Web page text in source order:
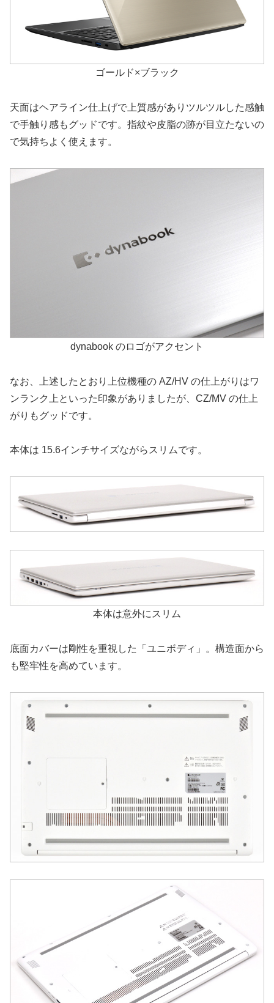
ゴールド×ブラック
天面はヘアライン仕上げで上質感がありツルツルした感触
で手触り感もグッドです。指紋や皮脂の跡が目立たないの
で気持ちよく使えます。
dynabook のロゴがアクセント
なお、上述したとおり上位機種の AZ/HV の仕上がりはワ
ンランク上といった印象がありましたが、CZ/MV の仕上
がりもグッドです。
本体は 15.6インチサイズながらスリムです。
本体は意外にスリム
底面カバーは剛性を重視した「ユニボディ」。構造面から
も堅牢性を高めています。